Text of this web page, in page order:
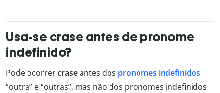
Usa-se crase antes de pronome
indefinido?
Pode ocorrercraseantes dos pronomes indefinidos
“outra” e “outras”, mas não dos pronomes indefinidos